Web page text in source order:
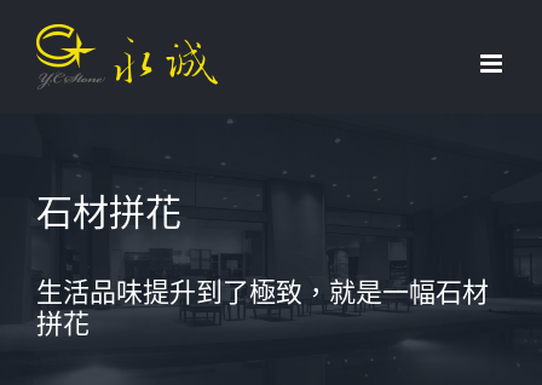
石材拼花
生活品味提升到了極致，就是一幅石材
拼花